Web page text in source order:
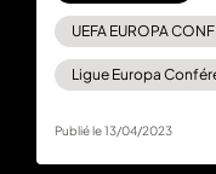
6play.
UEFA EUROPA
Ligue Europa
Publié le 13/04/2023